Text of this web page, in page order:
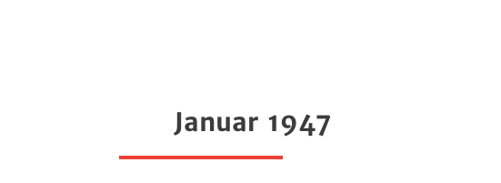
Januar 1947